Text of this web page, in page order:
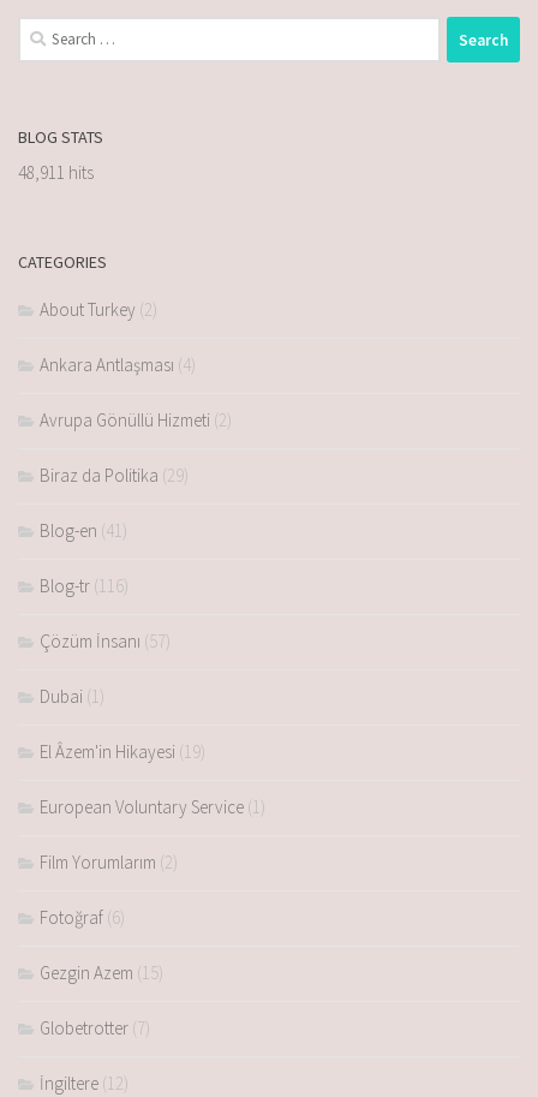
BLOG STATS
48,911 hits
CATEGORIES
About Turkey (2)
Ankara Antlaşması (4)
Avrupa Gönüllü Hizmeti (2)
Biraz da Politika (29)
Blog-en (41)
Blog-tr (116)
Çözüm İnsanı (57)
Dubai (1)
El Âzem'in Hikayesi (19)
European Voluntary Service (1)
Film Yorumlarım (2)
Fotoğraf (6)
Gezgin Azem (15)
Globetrotter (7)
İngiltere (12)